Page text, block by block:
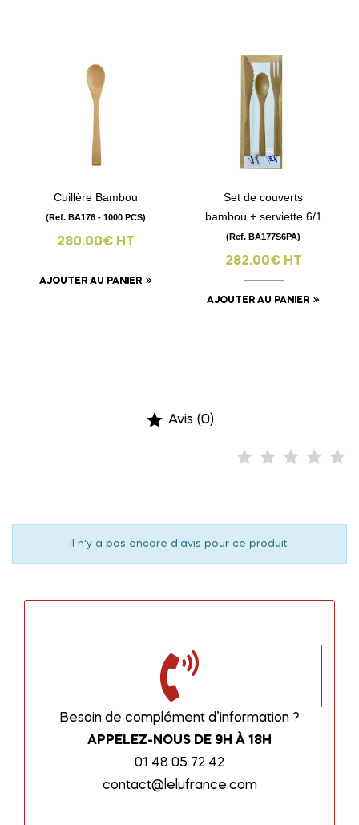
Cuillère Bambou
(Ref. BA176 - 1000 PCS)
280.00€ HT
AJOUTER AU PANIER
Set de couverts
bambou + serviette 6/1
(Ref. BA177S6PA)
282.00€ HT
AJOUTER AU PANIER
 Avis (0)
Il n'y a pas encore d'avis pour ce produit.
Besoin de complément d’information ?
APPELEZ-NOUS DE 9H À 18H
01 48 05 72 42
contact@lelufrance.com